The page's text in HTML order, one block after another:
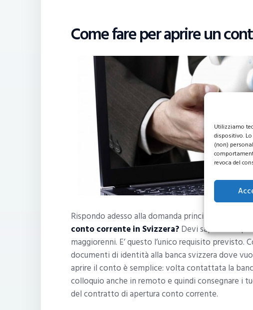
Utilizziamo
dispositivo.
(non)
revoca del
Come fare per aprire un
Rispondo adesso alla domanda principale alla base
conto corrente in Svizzera?Devi sapere che
maggiorenni. E’ questo l’unico requisito
documenti di identità alla banca svizzera dove
aprire il conto è semplice: volta contattata la
colloquio anche in remoto e quindi consegnare i
del contratto di apertura conto corrente.